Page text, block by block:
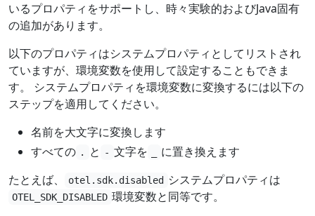
いるプロパティをサポートし、時々実験的およびJava固有
の追加があります。
以下のプロパティはシステムプロパティとしてリストされ
ていますが、環境変数を使用して設定することもできま
す。 システムプロパティを環境変数に変換するには以下の
ステップを適用してください。
名前を大文字に変換します
すべての . と - 文字を
に置き換えます
たとえば、
otel.sdk.disabled システムプロパティは
OTEL_SDK_DISABLED 環境変数と同等です。